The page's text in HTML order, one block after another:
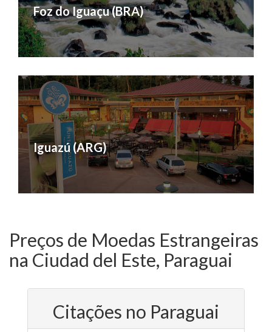
Foz do Iguaçu (BRA)
Iguazú (ARG)
Preços de Moedas Estrangeiras
na Ciudad del Este, Paraguai
Citações no Paraguai